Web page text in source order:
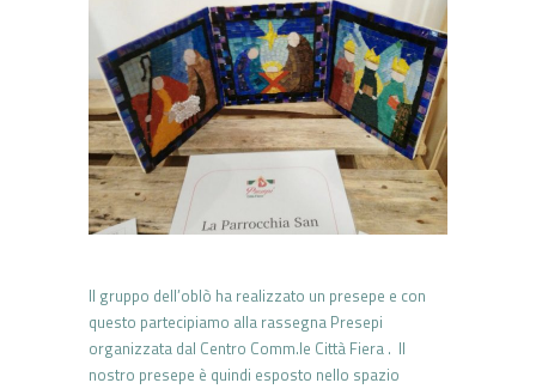
Il gruppo dell’oblò ha realizzato un presepe e con
questo partecipiamo alla rassegna Presepi
organizzata dal Centro Comm.le Città Fiera . Il
nostro presepe è quindi esposto nello spazio